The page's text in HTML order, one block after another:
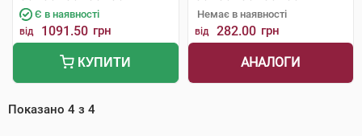
Є в наявності
від 1091.50 грн
КУПИТИ
Немає в наявності
від 282.00 грн
АНАЛОГИ
Показано 4 з 4